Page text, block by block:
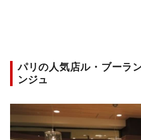
パリの人気店ル・ブーラ
ンジュ